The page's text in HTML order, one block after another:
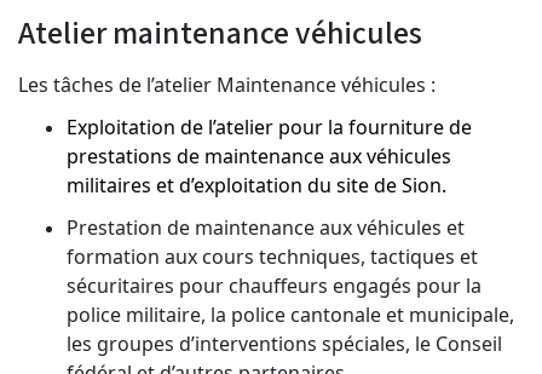
Atelier maintenance véhicules
Les tâches de l’atelier Maintenance véhicules :
Exploitation de l’atelier pour la fourniture de
prestations de maintenance aux véhicules
militaires et d’exploitation du site de Sion.
Prestation de maintenance aux véhicules et
formation aux cours techniques, tactiques et
sécuritaires pour chauffeurs engagés pour la
police militaire, la police cantonale et municipale,
les groupes d’interventions spéciales, le Conseil